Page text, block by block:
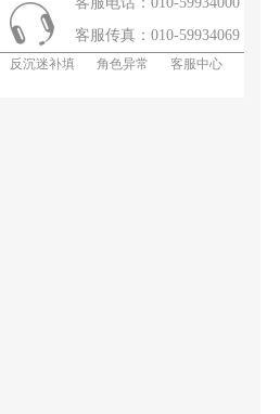
客服传真：010-59934069
反沉迷补填 角色异常 客服中心